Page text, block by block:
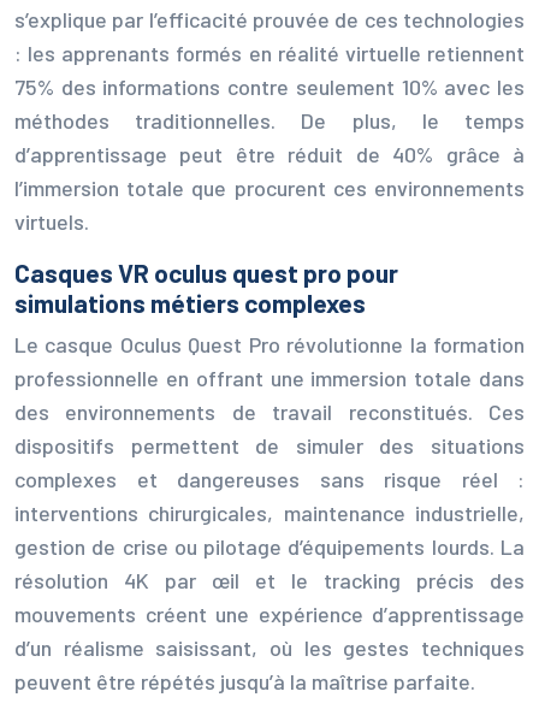
s’explique par l’efficacité prouvée de ces technologies
: les apprenants formés en réalité virtuelle retiennent
75% des informations contre seulement 10% avec les
méthodes traditionnelles. De plus, le temps
d’apprentissage peut être réduit de 40% grâce à
l’immersion totale que procurent ces environnements
virtuels.
Casques VR oculus quest pro pour
simulations métiers complexes
Le casque Oculus Quest Pro révolutionne la formation
professionnelle en offrant une immersion totale dans
des environnements de travail reconstitués. Ces
dispositifs permettent de simuler des situations
complexes et dangereuses sans risque réel :
interventions chirurgicales, maintenance industrielle,
gestion de crise ou pilotage d’équipements lourds. La
résolution 4K par œil et le tracking précis des
mouvements créent une expérience d’apprentissage
d’un réalisme saisissant, où les gestes techniques
peuvent être répétés jusqu’à la maîtrise parfaite.